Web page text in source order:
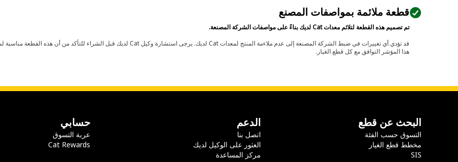
قطعة ملائمة بمواصفات المصنع
تم تصميم هذه القطعة لتلائم معدات Cat لديك بناءً على مواصفات الشركة المصنعة.
هذا المؤشر التوافق مع كل قطع الغيار.
البحث عن قطع
التسوق حسب الفئة
مخطط قطع الغيار
SIS
الدعم
اتصل بنا
العثور على الوكيل لديك
مركز المساعدة
حسابي
عربة التسوق
Cat Rewards